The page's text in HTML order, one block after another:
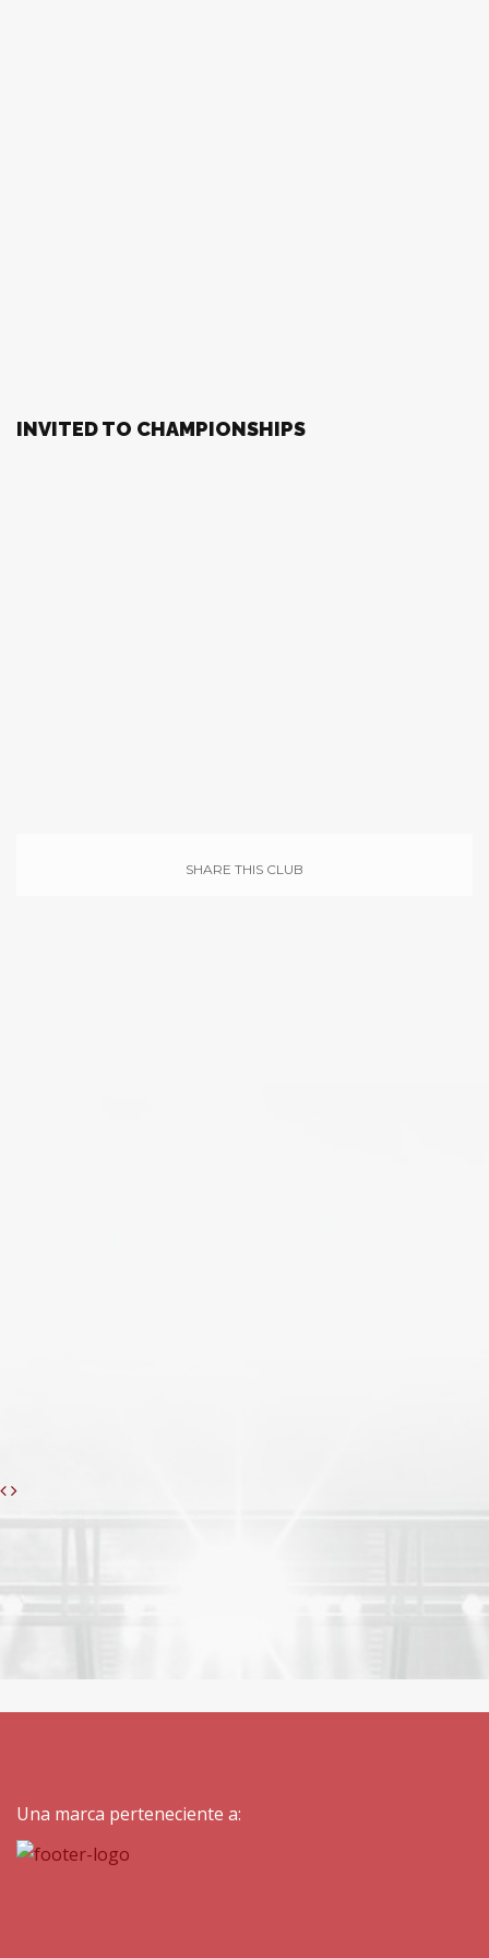
INVITED TO CHAMPIONSHIPS
SHARE THIS CLUB
Previous
Next
Una marca perteneciente a: